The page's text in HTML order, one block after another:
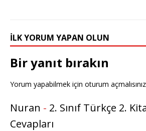
İLK YORUM YAPAN OLUN
Bir yanıt bırakın
Yorum yapabilmek için oturum açmalısınız
Nuran - 2. Sınıf Türkçe 2.
Cevapları